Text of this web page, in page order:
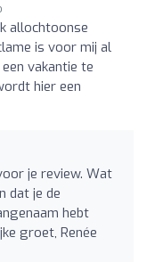
allochtoonse
is voor mij al
vakantie te
hier een
je review. Wat
dat je de
hebt
groet, Renée